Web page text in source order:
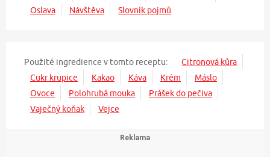
Oslava
Návštěva Slovník pojmů
Použité ingredience v tomto receptu:
Citronová kůra
Cukr krupice
Kakao Káva Krém
Máslo
Ovoce
Polohrubá mouka
Prášek do pečiva
Vaječný koňak
Vejce